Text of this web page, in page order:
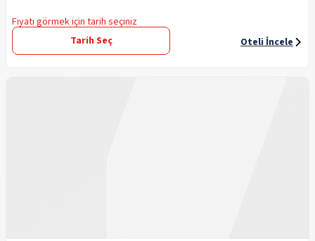
Fiyatı görmek için tarih seçiniz
Tarih Seç
Oteli İncele